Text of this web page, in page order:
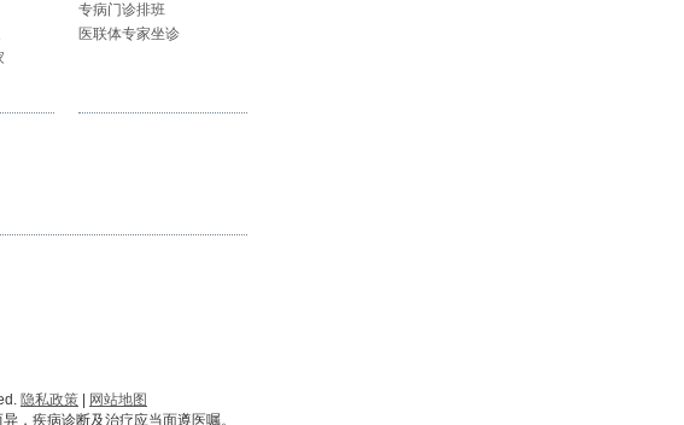
专病门诊排班
医联体专家坐诊
隐私政策
网站地图
，疾病诊断及治疗应当面遵医嘱。